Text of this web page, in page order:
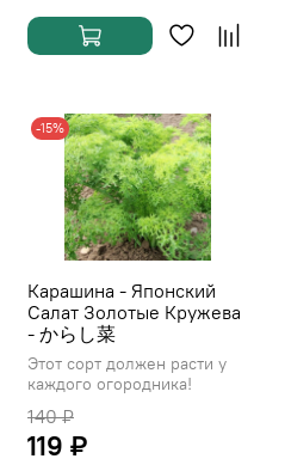
-15%
Карашина - Японский
Салат Золотые Кружева
- からし菜
Этот сорт должен расти у
каждого огородника!
140 ₽
119 ₽